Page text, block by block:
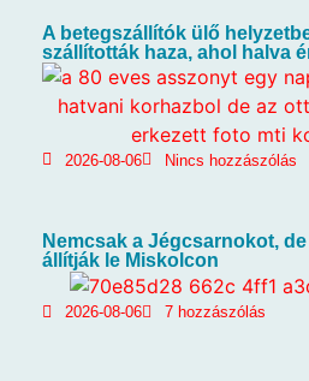
A betegszállítók ülő
szállították haza, ahol halva
2026-08-06 Nincs hozzászólás
Nemcsak a Jégcsarnokot,
állítják le Miskolcon
2026-08-06 7 hozzászólás